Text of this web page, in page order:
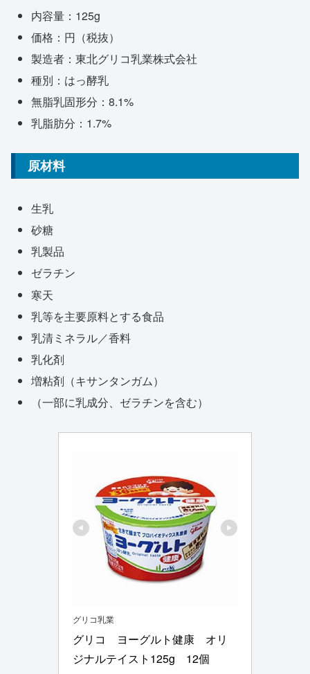
内容量：125g
価格：円（税抜）
製造者：東北グリコ乳業株式会社
種別：はっ酵乳
無脂乳固形分：8.1%
乳脂肪分：1.7%
原材料
生乳
砂糖
乳製品
ゼラチン
寒天
乳等を主要原料とする食品
乳清ミネラル／香料
乳化剤
増粘剤（キサンタンガム）
（一部に乳成分、ゼラチンを含む）
グリコ乳業
グリコ　ヨーグルト健康　オリ
ジナルテイスト125g　12個